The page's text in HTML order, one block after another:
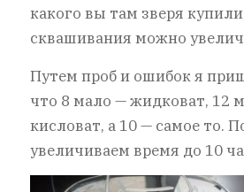
какого вы там зверя
сквашивания можно
Путем проб и ошибок я
что 8 мало — жидковат, 12
кисловат, а 10 — самое то.
увеличиваем время до 10